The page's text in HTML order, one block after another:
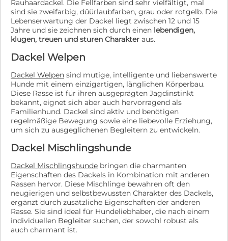
gesunken ist und wir weder "Unfallwelpen" noch
Krankheiten wie Mammatumore oder Prostatakrebs
forcieren möchten, behalten wir uns vor, für Welpen
eine Kastrationskaution zu erheben. Diese beträgt für
zusammen mit der normalen Schutzgebühr zu
Tierarzt, also Rechnung mit Chipnummer, sofort an den
Adoptanten zurück überwiesen. Über einen Besuch auf
unserer Homepage, würden wir uns freuen:
https://www.pfotenhilfe-sauerland.de/
Rauhaardackel. Die Fellfarben sind sehr vielfältigt, mal
sind sie zweifarbig, düürlaubfarben, grau oder rotgelb. Die
Lebenserwartung der Dackel liegt zwischen 12 und 15
Jahre und sie zeichnen sich durch einen lebendigen,
klugen, treuen und sturen Charakter aus.
Dackel Welpen
Dackel Welpen sind mutige, intelligente und liebenswerte
Hunde mit einem einzigartigen, länglichen Körperbau.
Diese Rasse ist für ihren ausgeprägten Jagdinstinkt
bekannt, eignet sich aber auch hervorragend als
Familienhund. Dackel sind aktiv und benötigen
regelmäßige Bewegung sowie eine liebevolle Erziehung,
um sich zu ausgeglichenen Begleitern zu entwickeln.
Dackel Mischlingshunde
Dackel Mischlingshunde bringen die charmanten
Eigenschaften des Dackels in Kombination mit anderen
Rassen hervor. Diese Mischlinge bewahren oft den
neugierigen und selbstbewussten Charakter des Dackels,
ergänzt durch zusätzliche Eigenschaften der anderen
Rasse. Sie sind ideal für Hundeliebhaber, die nach einem
individuellen Begleiter suchen, der sowohl robust als
auch charmant ist.